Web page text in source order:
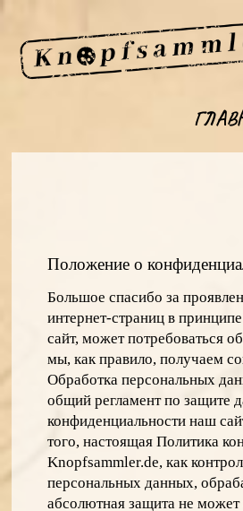
Положение о
Большое спасибо за
интернет-страниц в
сайт, может потребоваться
мы, как правило, получаем
Обработка персональных
oбщий регламент по защите
конфиденциальности наш
того, настоящая Политика
Knopfsammler.de, как
персональных данных,
абсолютная защита не